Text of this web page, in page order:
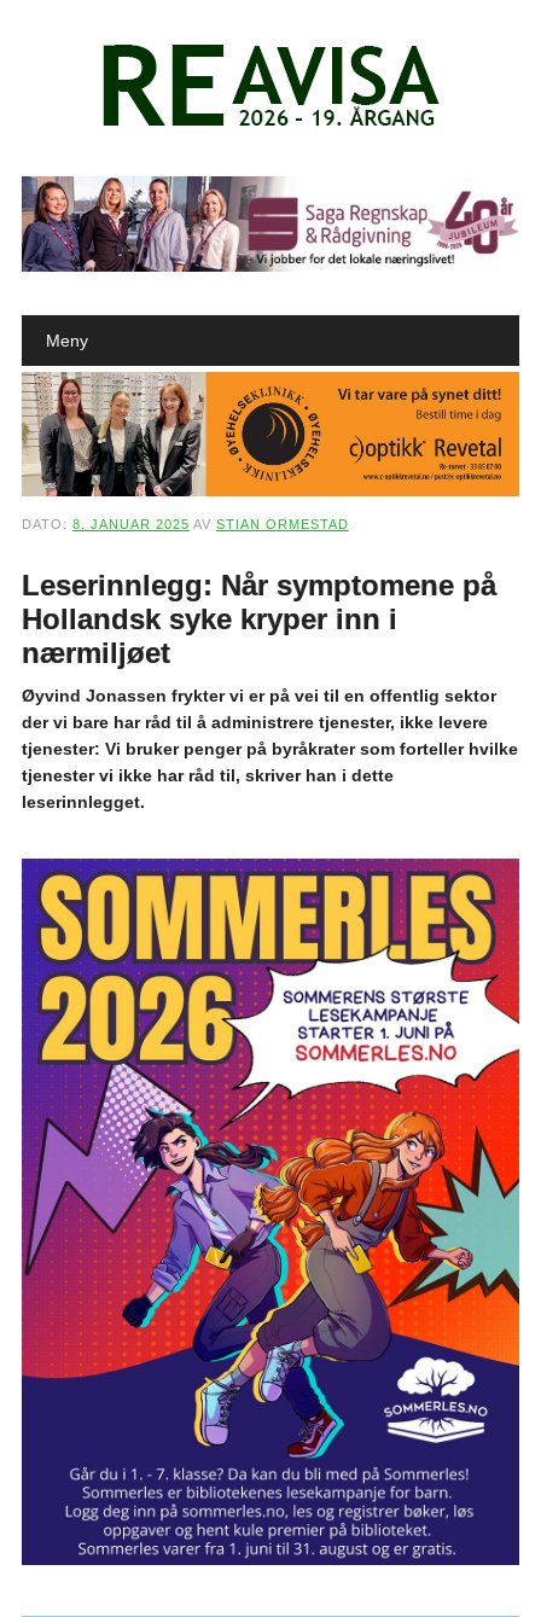
Main menu
Meny
DATO: 8. JANUAR 2025 AV STIAN ORMESTAD
Leserinnlegg: Når symptomene på
Hollandsk syke kryper inn i
nærmiljøet
Øyvind Jonassen frykter vi er på vei til en offentlig sektor
der vi bare har råd til å administrere tjenester, ikke levere
tjenester: Vi bruker penger på byråkrater som forteller hvilke
tjenester vi ikke har råd til, skriver han i dette
leserinnlegget.